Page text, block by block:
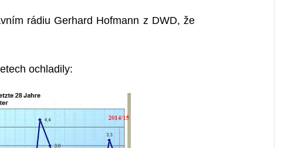
rádiu Gerhard Hofmann z DWD, že
ochladily: